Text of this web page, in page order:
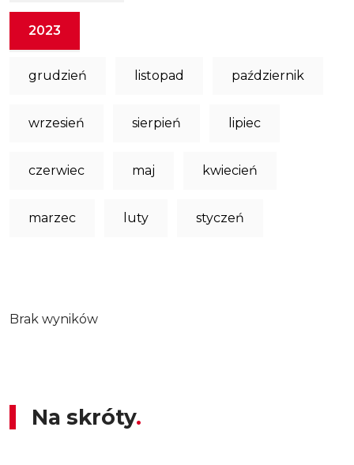
2023
grudzień listopad październik
wrzesień sierpień lipiec
czerwiec maj kwiecień
marzec luty styczeń
Brak wyników
Na skróty